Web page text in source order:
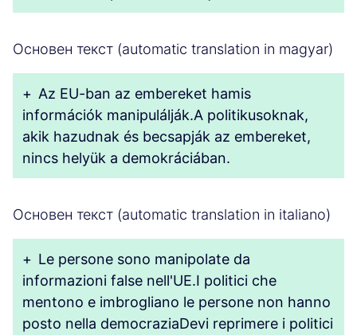
Основен текст (automatic translation in magyar)
+ Az EU-ban az embereket hamis
információk manipulálják.A politikusoknak,
akik hazudnak és becsapják az embereket,
nincs helyük a demokráciában.
Основен текст (automatic translation in italiano)
+ Le persone sono manipolate da
informazioni false nell'UE.I politici che
mentono e imbrogliano le persone non hanno
posto nella democraziaDevi reprimere i politici